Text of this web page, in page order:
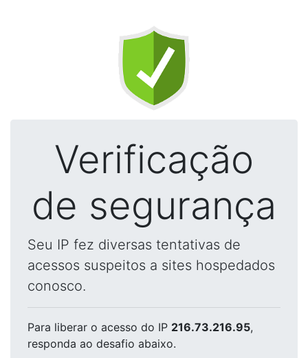
Verificação
de segurança
Seu IP fez diversas tentativas de
acessos suspeitos a sites hospedados
conosco.
Para liberar o acesso do IP 216.73.216.95,
responda ao desafio abaixo.